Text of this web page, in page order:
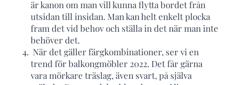
är kanon om man vill kunna flytta bordet från
utsidan till insidan. Man kan helt enkelt plocka
fram det vid behov och ställa in det när man inte
behöver det.
När det gäller färgkombinationer, ser vi en
trend för balkongmöbler 2022. Det får gärna
vara mörkare träslag, även svart, på själva